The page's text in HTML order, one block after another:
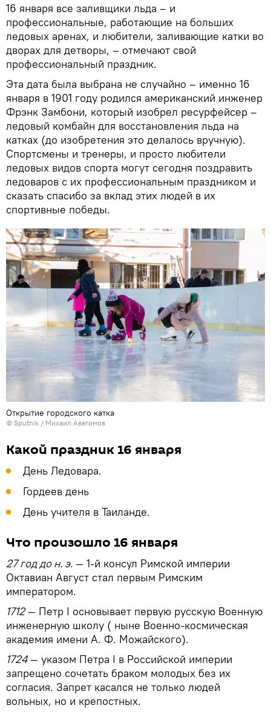
16 января все заливщики льда – и
профессиональные, работающие на больших
ледовых аренах, и любители, заливающие катки во
дворах для детворы, – отмечают свой
профессиональный праздник.
Эта дата была выбрана не случайно – именно 16
января в 1901 году родился американский инженер
Фрэнк Замбони, который изобрел ресурфейсер –
ледовый комбайн для восстановления льда на
катках (до изобретения это делалось вручную).
Спортсмены и тренеры, и просто любители
ледовых видов спорта могут сегодня поздравить
ледоваров с их профессиональным праздником и
сказать спасибо за вклад этих людей в их
спортивные победы.
Открытие городского катка
© Sputnik / Михаил Авагимов
Какой праздник 16 января
День Ледовара.
Гордеев день
День учителя в Таиланде.
Что произошло 16 января
27 год до н. э. — 1-й консул Римской империи
Октавиан Август стал первым Римским
императором.
1712— Петр I основывает первую русскую Военную
инженерную школу ( ныне Военно-космическая
академия имени А. Ф. Можайского).
1724— указом Петра I в Российской империи
запрещено сочетать браком молодых без их
согласия. Запрет касался не только людей
вольных, но и крепостных.